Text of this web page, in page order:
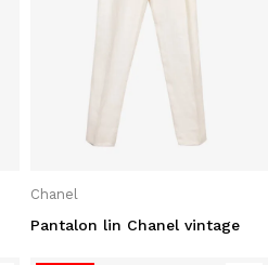
Chanel
Pantalon lin Chanel vintage